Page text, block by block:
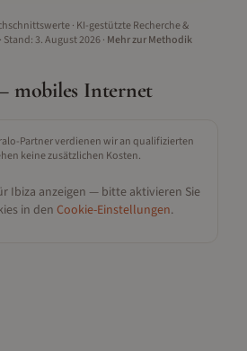
· KI-gestützte Recherche &
· Stand: 3. August 2026· Mehr zur Methodik
mobiles Internet
Partner verdienen wir an qualifizierten
keine zusätzlichen Kosten.
Ibiza anzeigen — bitte aktivieren Sie
in den Cookie-Einstellungen.